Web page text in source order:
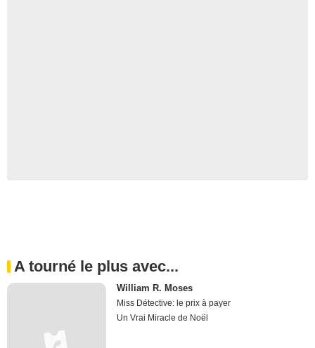
A tourné le plus avec...
William R. Moses
Miss Détective: le prix à payer
Un Vrai Miracle de Noël